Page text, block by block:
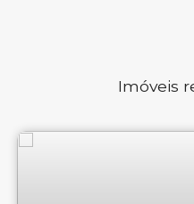
Imóveis